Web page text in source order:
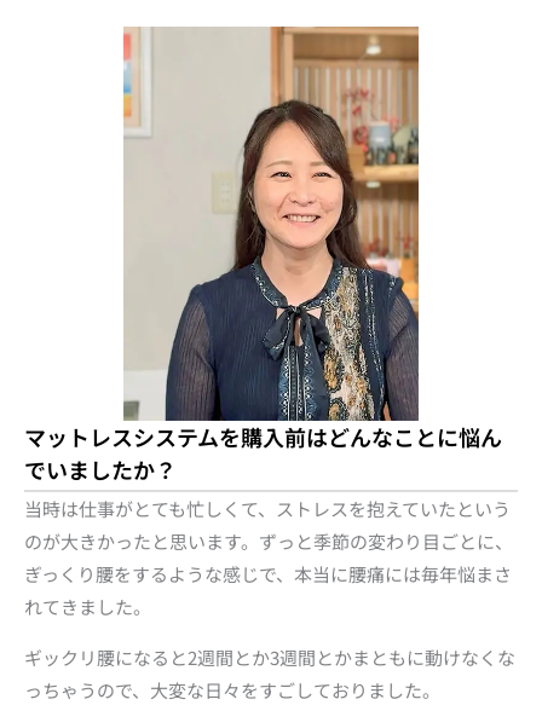
マットレスシステムを購入前はどんなことに悩ん
でいましたか？
当時は仕事がとても忙しくて、ストレスを抱えていたという
のが大きかったと思います。ずっと季節の変わり目ごとに、
ぎっくり腰をするような感じで、本当に腰痛には毎年悩まさ
れてきました。
ギックリ腰になると2週間とか3週間とかまともに動けなくな
っちゃうので、大変な日々をすごしておりました。